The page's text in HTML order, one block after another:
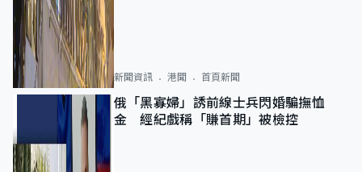
新聞資訊 港聞 首頁新聞
俄「黑寡婦」誘前線士兵閃婚騙撫恤
金 經紀戲稱「賺首期」被檢控